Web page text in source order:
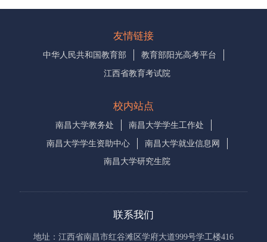
友情链接
中华人民共和国教育部
教育部阳光高考平台
江西省教育考试院
校内站点
南昌大学教务处
南昌大学学生工作处
南昌大学学生资助中心
南昌大学就业信息网
南昌大学研究生院
联系我们
地址：江西省南昌市红谷滩区学府大道999号学工楼416